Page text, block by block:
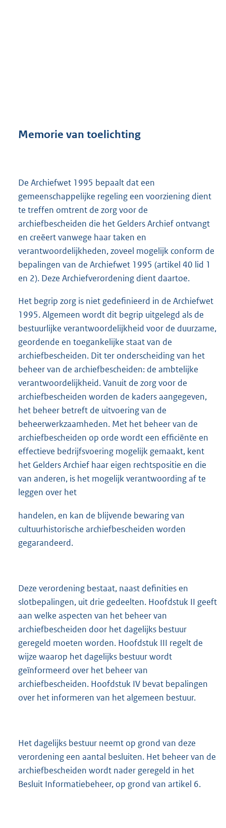
Memorie van toelichting
De Archiefwet 1995 bepaalt dat een
gemeenschappelijke regeling een voorziening dient
te treffen omtrent de zorg voor de
archiefbescheiden die het Gelders Archief ontvangt
en creëert vanwege haar taken en
verantwoordelijkheden, zoveel mogelijk conform de
bepalingen van de Archiefwet 1995 (artikel 40 lid 1
en 2). Deze Archiefverordening dient daartoe.
Het begrip zorg is niet gedefinieerd in de Archiefwet
1995. Algemeen wordt dit begrip uitgelegd als de
bestuurlijke verantwoordelijkheid voor de duurzame,
geordende en toegankelijke staat van de
archiefbescheiden. Dit ter onderscheiding van het
beheer van de archiefbescheiden: de ambtelijke
verantwoordelijkheid. Vanuit de zorg voor de
archiefbescheiden worden de kaders aangegeven,
het beheer betreft de uitvoering van de
beheerwerkzaamheden. Met het beheer van de
archiefbescheiden op orde wordt een efficiënte en
effectieve bedrijfsvoering mogelijk gemaakt, kent
het Gelders Archief haar eigen rechtspositie en die
van anderen, is het mogelijk verantwoording af te
leggen over het
handelen, en kan de blijvende bewaring van
cultuurhistorische archiefbescheiden worden
gegarandeerd.
Deze verordening bestaat, naast definities en
slotbepalingen, uit drie gedeelten. Hoofdstuk II geeft
aan welke aspecten van het beheer van
archiefbescheiden door het dagelijks bestuur
geregeld moeten worden. Hoofdstuk III regelt de
wijze waarop het dagelijks bestuur wordt
geïnformeerd over het beheer van
archiefbescheiden. Hoofdstuk IV bevat bepalingen
over het informeren van het algemeen bestuur.
Het dagelijks bestuur neemt op grond van deze
verordening een aantal besluiten. Het beheer van de
archiefbescheiden wordt nader geregeld in het
Besluit Informatiebeheer, op grond van artikel 6.